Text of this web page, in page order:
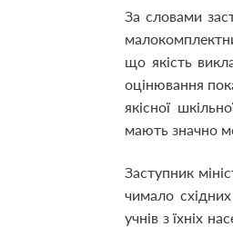
За словами
що якість
оцінювання
якісної
мають значно
Заступник
чимало
учнів з їхніх